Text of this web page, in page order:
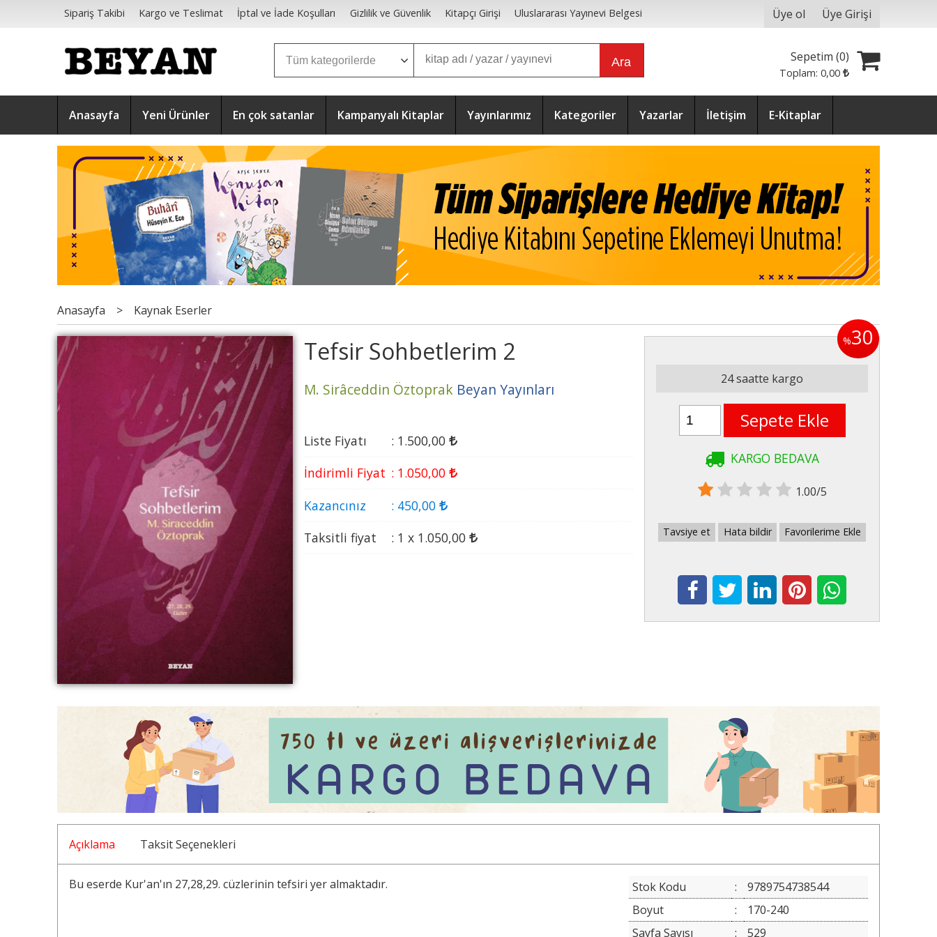
Sipariş Takibi Kargo ve Teslimat İptal ve İade Koşulları Gizlilik ve Güvenlik Kitapçı Girişi Uluslararası Yayınevi Belgesi Üye ol Üye Girişi
Ara Sepetim (0)
Toplam:0,00
Anasayfa Yeni Ürünler En çok satanlar Kampanyalı Kitaplar Yayınlarımız Kategoriler Yazarlar İletişim E-Kitaplar
Anasayfa > Kaynak Eserler
Tefsir Sohbetlerim 2
M. Sirâceddin Öztoprak Beyan Yayınları
Liste Fiyatı : 1.500,00
İndirimli Fiyat : 1.050,00
Kazancınız
: 450,00
Taksitli fiyat
: 1 x 1.050,00
%30
24 saatte kargo
Sepete Ekle
KARGO BEDAVA
1.00/5
Tavsiye et Hata bildir Favorilerime Ekle
Açıklama Taksit Seçenekleri
Bu eserde Kur'an'ın 27,28,29. cüzlerinin tefsiri yer almaktadır. Stok Kodu :
9789754738544
Boyut
:
170-240
Sayfa Sayısı
:
529